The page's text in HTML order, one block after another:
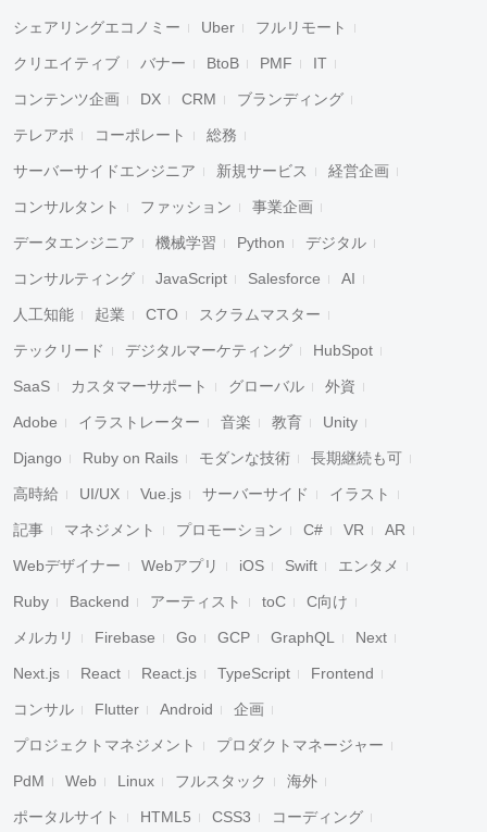
シェアリングエコノミー Uber フルリモート
クリエイティブ バナー BtoB PMF IT
コンテンツ企画 DX CRM ブランディング
テレアポ コーポレート 総務
サーバーサイドエンジニア 新規サービス 経営企画
コンサルタント ファッション 事業企画
データエンジニア 機械学習 Python デジタル
コンサルティング JavaScript Salesforce AI
人工知能 起業 CTO スクラムマスター
テックリード デジタルマーケティング HubSpot
SaaS カスタマーサポート グローバル 外資
Adobe イラストレーター 音楽 教育 Unity
Django Ruby on Rails モダンな技術 長期継続も可
高時給 UI/UX Vue.js サーバーサイド イラスト
記事 マネジメント プロモーション C# VR AR
Webデザイナー Webアプリ iOS Swift エンタメ
Ruby Backend アーティスト toC C向け
メルカリ Firebase Go GCP GraphQL Next
Next.js React React.js TypeScript Frontend
コンサル Flutter Android 企画
プロジェクトマネジメント プロダクトマネージャー
PdM Web Linux フルスタック 海外
ポータルサイト HTML5 CSS3 コーディング